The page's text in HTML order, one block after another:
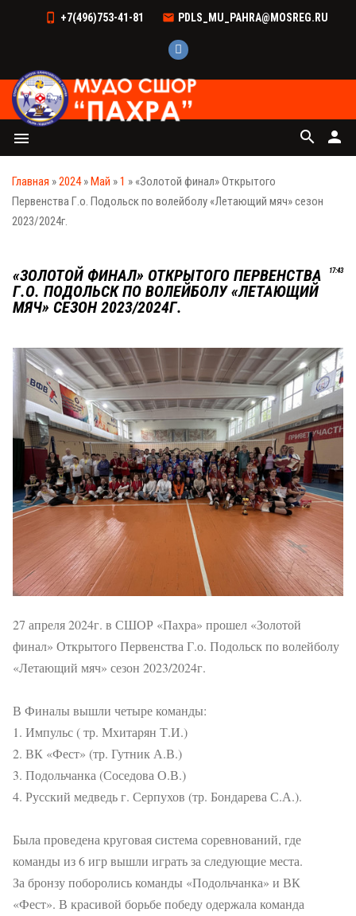
+7(496)753-41-81 PDLS_MU_PAHRA@MOSREG.RU
menu person
search
Главная »2024 »Май »1 » «Золотой финал» Открытого
Первенства Г.о. Подольск по волейболу «Летающий мяч» сезон
2023/2024г.
17:43
«ЗОЛОТОЙ ФИНАЛ» ОТКРЫТОГО ПЕРВЕНСТВА
Г.О. ПОДОЛЬСК ПО ВОЛЕЙБОЛУ «ЛЕТАЮЩИЙ
МЯЧ» СЕЗОН 2023/2024Г.
27 апреля 2024г. в СШОР «Пахра» прошел «Золотой
финал» Открытого Первенства Г.о. Подольск по волейболу
«Летающий мяч» сезон 2023/2024г.
В Финалы вышли четыре команды:
1. Импульс ( тр. Мхитарян Т.И.)
2. ВК «Фест» (тр. Гутник А.В.)
3. Подольчанка (Соседова О.В.)
4. Русский медведь г. Серпухов (тр. Бондарева С.А.).
Была проведена круговая система соревнований, где
команды из 6 игр вышли играть за следующие места.
За бронзу поборолись команды «Подольчанка» и ВК
«Фест». В красивой борьбе победу одержала команда